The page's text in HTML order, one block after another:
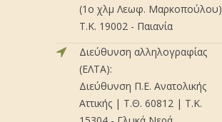
(1ο χλμ Λεωφ. Μαρκοπούλου)
Τ.Κ. 19002 - Παιανία
Διεύθυνση αλληλογραφίας
(ΕΛΤΑ):
Διεύθυνση Π.Ε. Ανατολικής
Αττικής | Τ.Θ. 60812 | Τ.Κ.